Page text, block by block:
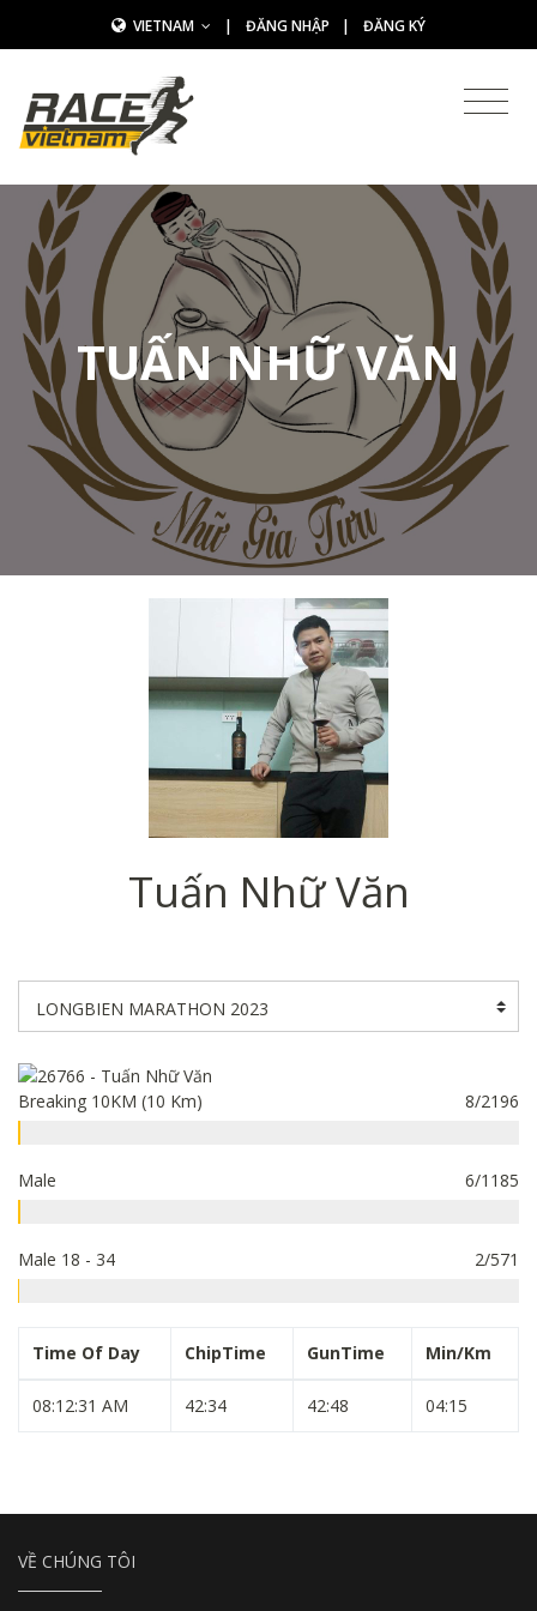
VIETNAM | ĐĂNG NHẬP | ĐĂNG KÝ
TUẤN NHỮ VĂN
Tuấn Nhữ Văn
Breaking 10KM (10 Km) 8/2196
Male 6/1185
Male 18 - 34 2/571
Time Of Day ChipTime GunTime Min/Km
08:12:31 AM 42:34 42:48 04:15
VỀ CHÚNG TÔI